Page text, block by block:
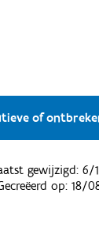
of
gewijzigd: 6/
op: 18/